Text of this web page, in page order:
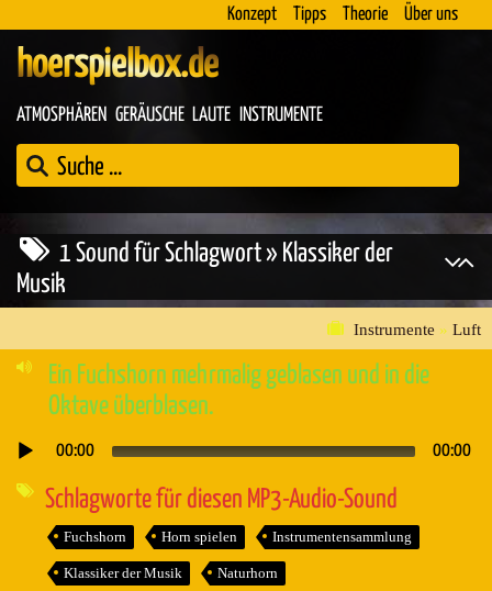
Konzept Tipps Theorie Über uns
hoerspielbox.de
ATMOSPHÄREN GERÄUSCHE LAUTE INSTRUMENTE
1 Sound für Schlagwort » Klassiker der
Musik
Instrumente » Luft
Ein Fuchshorn mehrmalig geblasen und in die
Oktave überblasen.
Audio-
00:00 00:00
Schlagworte für diesen MP3-Audio-Sound
Fuchshorn Horn spielen Instrumentensammlung
Klassiker der Musik Naturhorn